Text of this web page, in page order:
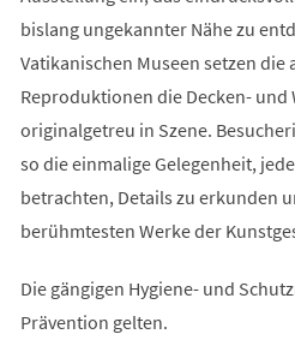
bislang ungekannter Nähe zu
Vatikanischen Museen setzen
Reproduktionen die Decken- und
originalgetreu in Szene.
so die einmalige Gelegenheit,
betrachten, Details zu erkunden
berühmtesten Werke der
Die gängigen Hygiene- und
Prävention gelten.